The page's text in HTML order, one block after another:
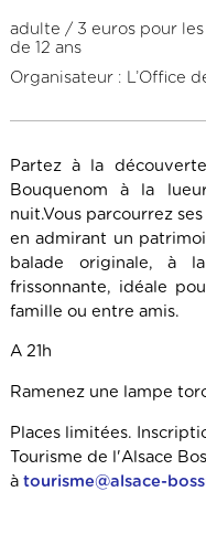
adulte / 3 euros pour les
de 12 ans
Organisateur : L’Office
Partez à la
Bouquenom à la
nuit.Vous parcourrez
en admirant un
balade originale, à
frissonnante, idéale
famille ou entre amis.
A 21h
Ramenez une lampe
Places limitées.
Tourisme de l'Alsace
à tourisme@alsace-